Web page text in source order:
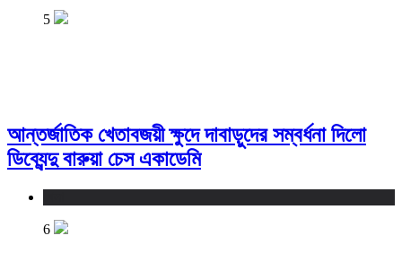
5
আন্তর্জাতিক খেতাবজয়ী ক্ষুদে দাবাড়ুদের সম্বর্ধনা দিলো
ডিব্যেন্দু বারুয়া চেস একাডেমি
6